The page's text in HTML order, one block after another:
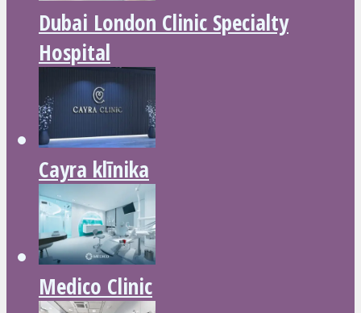
Dubai London Clinic Specialty
Hospital
Cayra klīnika
Medico Clinic